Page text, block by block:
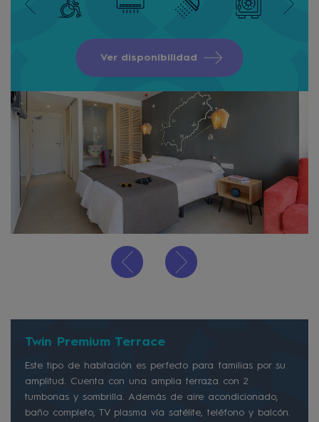
Ver disponibilidad
Twin Premium Terrace
Este tipo de habitación es perfecto para familias por su
amplitud. Cuenta con una amplia terraza con 2
tumbonas y sombrilla. Además de aire acondicionado,
baño completo, TV plasma vía satélite, teléfono y balcón.